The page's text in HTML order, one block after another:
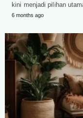
kini menjadi pilihan
6 months ago